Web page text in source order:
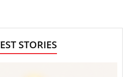
STORIES